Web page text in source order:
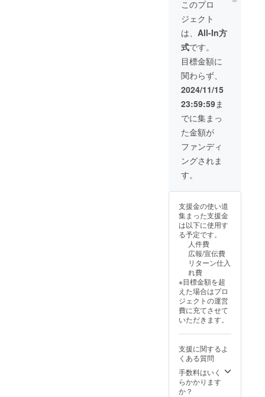
所：〒
162-
0813 東
京都新
宿区東
五軒町
4-17 11
時～18
時ま
で。 そ
の他 送
料、消
費税は
込み
きな色
合いを
お選び
くださ
い。柄
はラン
ダムと
なりま
す。 ★
お好み
の色合
いがあ
る場合
は備考
欄でお
知らせ
くださ
い★ ・
イエ
ロー
系、グ
リーン
系、黒
系、そ
の他
ミック
はヤマ
ト運輸
や郵便
局から
となり
※お届け
は、
2024年
12月～
2025年
1月とな
赤系、
イエ
ロー
系、グ
系、黒
系、そ
の他
ミック
ス 発送
はヤマ
ト運輸
や郵便
局から
となり
ます。
水差し
大 大
縦 16
㎝ 幅
（取っ
手から
注ぎ口
先端ま
で）約
17.5㎝
底8.5㎝
開口
部：7.5
㎝
ださ
商品を
発送ご
方 お好
きな色
合いを
お選び
くださ
はラン
ダムと
す。 ★
お好み
いがあ
欄でお
知らせ
くださ
い★ ・
青系、
赤系、
イエ
ロー
系、グ
リーン
系、黒
系、そ
の他
ミック
ス 発送
はヤマ
ト運輸
や郵便
局から
となり
ます。
が15個
入った
お得な
セット
です。
トラッ
クアー
トの世
かりた
い方に
のため
の限定
セット
10万円
相当が
55,000
円 ※
カッコ
内は、
通常価
格 ※こ
ちらは
配送限
定で
す。消
費税・
送料は
込みで
す。
円）、
水差し
小
（4500
円）ふ
た付花
瓶
（4500
円）、
ふたつ
き缶大
サイズ
（5000
円）な
ど、ク
リスマ
スプレ
すめの
クアー
ト雑貨
が15個
入った
お得な
セット
です。
クアー
トの世
界につ
かりた
い方に
のため
セット
10万円
相当が
45％オ
フ
このプロ
ジェクト
は、 All-In方
式です。
目標金額に
関わらず、
2024/11/15
23:59:59ま
でに集まっ
た金額が
ファンディ
ングされま
す。
支援金の使い道
集まった支援金
は以下に使用す
る予定です。
人件費
広報/宣伝費
リターン仕入
れ費
※目標金額を超
えた場合はプロ
ジェクトの運営
費に充てさせて
いただきます。
支援に関するよ
くある質問
手数料はいく
らかかります
か？